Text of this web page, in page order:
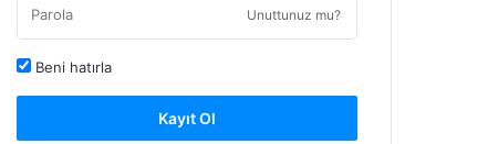
Unuttunuz mu?
Beni hatırla
Kayıt Ol